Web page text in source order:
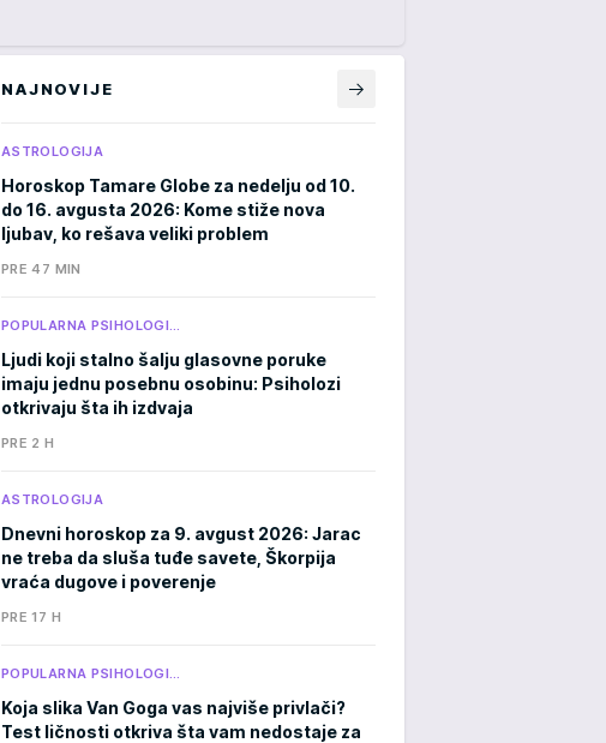
NAJNOVIJE
ASTROLOGIJA
Horoskop Tamare Globe za nedelju od 10.
do 16. avgusta 2026: Kome stiže nova
ljubav, ko rešava veliki problem
PRE 47 MIN
POPULARNA PSIHOLOGI…
Ljudi koji stalno šalju glasovne poruke
imaju jednu posebnu osobinu: Psiholozi
otkrivaju šta ih izdvaja
PRE 2 H
ASTROLOGIJA
Dnevni horoskop za 9. avgust 2026: Jarac
ne treba da sluša tuđe savete, Škorpija
vraća dugove i poverenje
PRE 17 H
POPULARNA PSIHOLOGI…
Koja slika Van Goga vas najviše privlači?
Test ličnosti otkriva šta vam nedostaje za